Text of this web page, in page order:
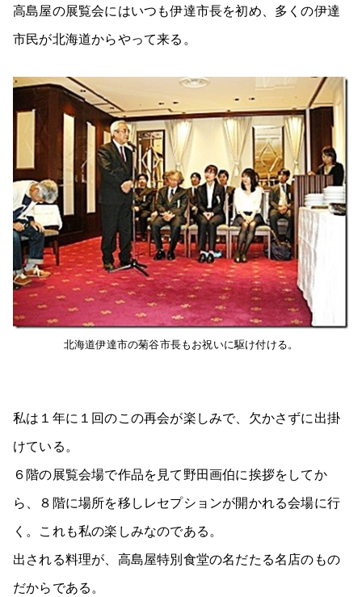
高島屋の展覧会にはいつも伊達市長を初め、多くの伊達
市民が北海道からやって来る。
北海道伊達市の菊谷市長もお祝いに駆け付ける。
私は１年に１回のこの再会が楽しみで、欠かさずに出掛
けている。
６階の展覧会場で作品を見て野田画伯に挨拶をしてか
ら、８階に場所を移しレセプションが開かれる会場に行
く。これも私の楽しみなのである。
出される料理が、高島屋特別食堂の名だたる名店のもの
だからである。